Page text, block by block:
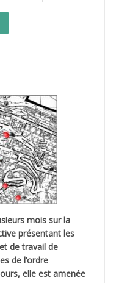
mois sur la
présentant les
de travail de
de l’ordre
elle est amenée